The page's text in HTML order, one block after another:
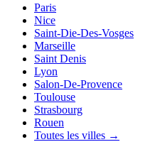
Paris
Nice
Saint-Die-Des-Vosges
Marseille
Saint Denis
Lyon
Salon-De-Provence
Toulouse
Strasbourg
Rouen
Toutes les villes →